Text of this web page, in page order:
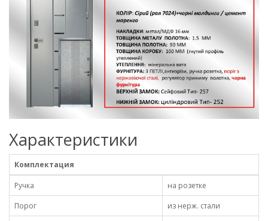
Характеристики
Комплектация
Ручка
на розетке
Порог
из нерж. стали